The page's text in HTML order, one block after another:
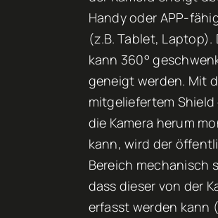
Handy oder APP-
(z.B. Tablet, Laptop).
kann 360°
geneigt werden. Mit
mitgeliefertem Shield
die Kamera herum
kann, wird der
Bereich mechanisch
dass dieser von der
erfasst werden kann